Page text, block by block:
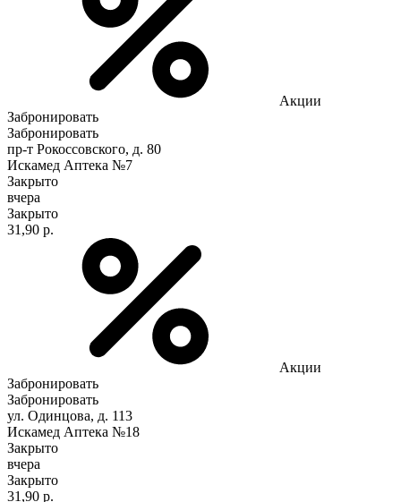
Акции
Забронировать
Забронировать
пр-т Рокоссовского, д. 80
Искамед Аптека №7
Закрыто
вчера
Закрыто
31,90 р.
Акции
Забронировать
Забронировать
ул. Одинцова, д. 113
Искамед Аптека №18
Закрыто
вчера
Закрыто
31,90 р.